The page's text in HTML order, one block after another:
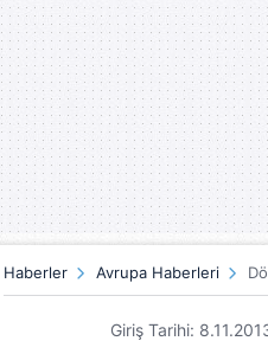
Haberler Avrupa Haberleri
Giriş Tarihi: